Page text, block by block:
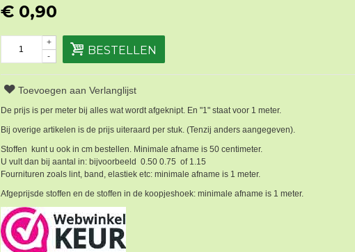
€ 0,90
-
+
BESTELLEN
Toevoegen aan Verlanglijst
De prijs is per meter bij alles wat wordt afgeknipt. En "1" staat voor 1 meter.
Bij overige artikelen is de prijs uiteraard per stuk. (Tenzij anders aangegeven).
Stoffen kunt u ook in cm bestellen. Minimale afname is 50 centimeter.
U vult dan bij aantal in: bijvoorbeeld 0.50 0.75 of 1.15
Fournituren zoals lint, band, elastiek etc: minimale afname is 1 meter.
Afgeprijsde stoffen en de stoffen in de koopjeshoek: minimale afname is 1 meter.